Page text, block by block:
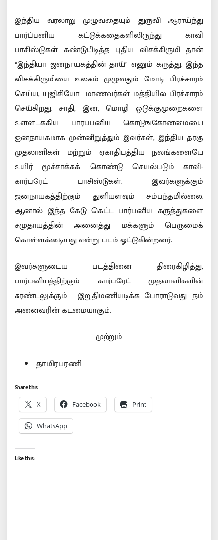
இந்திய வரலாறு முழுவதையும் துருவி ஆராய்ந்து
பார்ப்பனிய கட்டுக்கதைகளிலிருந்து காவி
பாசிஸ்டுகள் கண்டுபிடித்த புதிய விசக்கிருமி தான்
“இந்தியா ஜனநாயகத்தின் தாய்” எனும் கருத்து. இந்த
விசக்கிருமியை உலகம் முழுவதும் மோடி பிரச்சாரம்
செய்ய, யுஜிசியோ மாணவர்கள் மத்தியில் பிரச்சாரம்
செய்கிறது. சாதி, இன, மொழி ஒடுக்குமுறைகளை
உள்ளடக்கிய பார்ப்பனிய கொடுங்கோன்மையை
ஜனநாயகமாக முன்னிறுத்தும் இவர்கள், இந்திய தரகு
முதலாளிகள் மற்றும் ஏகாதிபத்திய நலங்களையே
உயிர் மூச்சாக்கக் கொண்டு செயல்படும் காவி-
கார்பரேட் பாசிஸ்டுகள். இவர்களுக்கும்
ஜனநாயகத்திற்கும் துளியளவும் சம்பந்தமில்லை.
ஆனால் இந்த கேடு கெட்ட பார்பனிய கருத்துகளை
சமுதாயத்தின் அனைத்து மக்களும் பெருமைக்
கொள்ளக்கூடியது என்று படம் ஓட்டுகின்றனர்.
இவர்களுடைய படத்தினை திரைகிழித்து,
பார்பனியத்திற்கும் கார்பரேட் முதலாளிகளின்
சுரண்டலுக்கும் இறுதிமணியடிக்க போராடுவது நம்
அனைவரின் கடமையாகும்.
முற்றும்
தாமிரபரணி
Share this:
X Facebook Print
WhatsApp
Like this: